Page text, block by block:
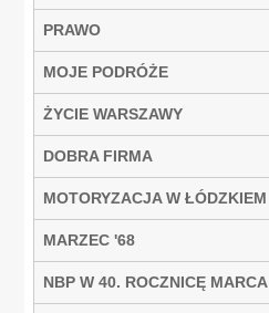
PRAWO
MOJE PODRÓŻE
ŻYCIE WARSZAWY
DOBRA FIRMA
MOTORYZACJA W ŁÓDZKIEM
MARZEC '68
NBP W 40. ROCZNICĘ MARCA